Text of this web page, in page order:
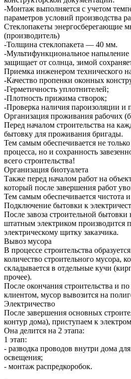
-Монтаж выполняется с учетом
параметров условий производства
Стеклопакеты энергосберегающие
(производитель)
-Толщина стеклопакета — 40 мм.
-Мультифункциональное напыление
защищает от солнца, зимой
Приемка инженером технического
-Качество пропенки оконных
-Герметичность уплотнителей;
-Плотность прижима створок;
-Проверка наличия пароизоляции и
Организация проживания рабочих
Перед началом строительства на
бытовку для проживания бригады.
Тем самым обеспечивается не
процесса, но и сохранность
всего строительства!
Организация биотуалета
Также перед началом работ на
который после завершения работ
Тем самым обеспечивается чистота
Подключение бытовки к
После завоза строительной
штатным электриком производится
электрическому щитку заказчика.
Вывоз мусора
В процессе строительства
количество строительного мусора,
складывается в отдельные кучи
прочее).
После окончания строительства и
клиентом, мусор вывозится на
Электричество
После завершения основных
контур дома), приступаем к
Она делится на 2 этапа:
1 этап:
- разводка проводов внутри дома
освещения;
- монтаж распредкоробок.